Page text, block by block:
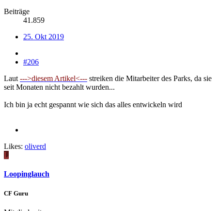
Beiträge
41.859
25. Okt 2019
#206
Laut --->diesem Artikel<--- streiken die Mitarbeiter des Parks, da sie
seit Monaten nicht bezahlt wurden...
Ich bin ja echt gespannt wie sich das alles entwickeln wird
Likes: oliverd
L
Loopinglauch
CF Guru